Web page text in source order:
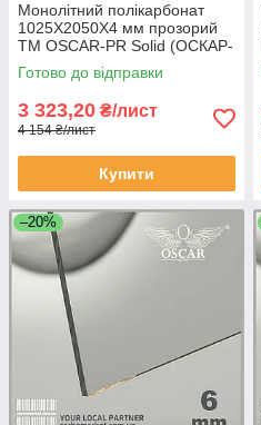
Монолітний полікарбонат
1025Х2050Х4 мм прозорий
TM OSCAR-PR Solid (ОСКАР-
Преміум) Сербія
Готово до відправки
3 323,20 ₴/лист
4 154 ₴/лист
Купити
–20%